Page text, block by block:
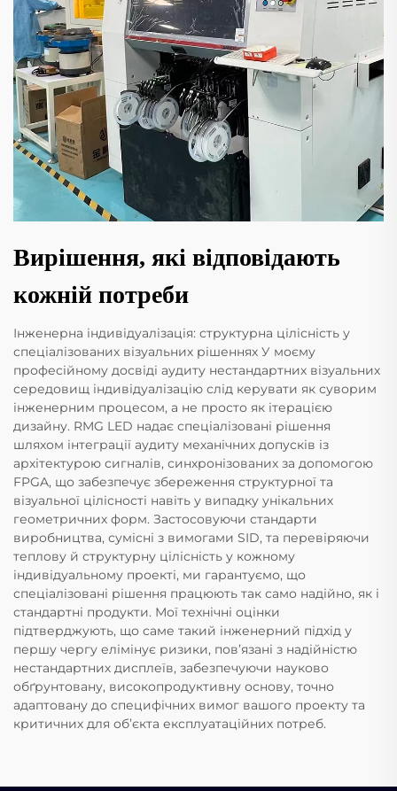
Вирішення, які відповідають
кожній потреби
Інженерна індивідуалізація: структурна цілісність у
спеціалізованих візуальних рішеннях У моєму
професійному досвіді аудиту нестандартних візуальних
середовищ індивідуалізацію слід керувати як суворим
інженерним процесом, а не просто як ітерацією
дизайну. RMG LED надає спеціалізовані рішення
шляхом інтеграції аудиту механічних допусків із
архітектурою сигналів, синхронізованих за допомогою
FPGA, що забезпечує збереження структурної та
візуальної цілісності навіть у випадку унікальних
геометричних форм. Застосовуючи стандарти
виробництва, сумісні з вимогами SID, та перевіряючи
теплову й структурну цілісність у кожному
індивідуальному проекті, ми гарантуємо, що
спеціалізовані рішення працюють так само надійно, як і
стандартні продукти. Мої технічні оцінки
підтверджують, що саме такий інженерний підхід у
першу чергу елімінує ризики, пов’язані з надійністю
нестандартних дисплеїв, забезпечуючи науково
обґрунтовану, високопродуктивну основу, точно
адаптовану до специфічних вимог вашого проекту та
критичних для об’єкта експлуатаційних потреб.